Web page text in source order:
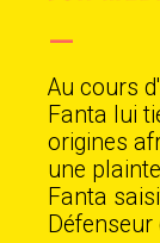
—
Au cours
Fanta lui
origines
une
Fanta